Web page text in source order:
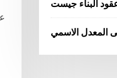
البناء جيست
المعدل الاسمي